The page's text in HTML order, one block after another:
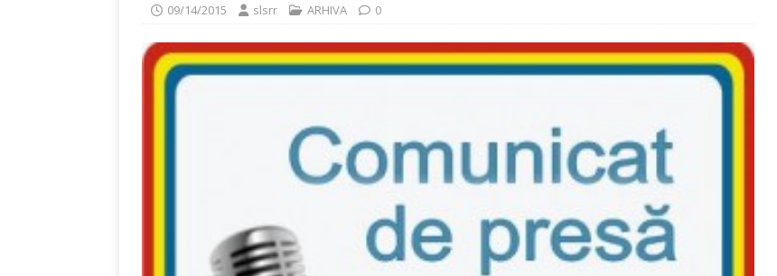
09/14/2015 slsrr ARHIVA 0